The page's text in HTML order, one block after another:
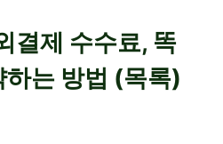
결제 수수료, 똑
하는 방법 (목록)